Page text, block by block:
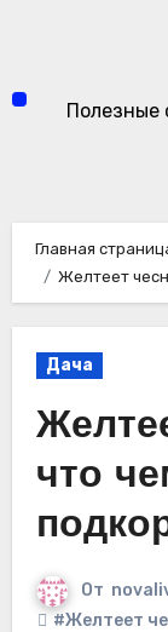
Полезные
Главная
Желтеет
Дача
что
От
#Желтеет